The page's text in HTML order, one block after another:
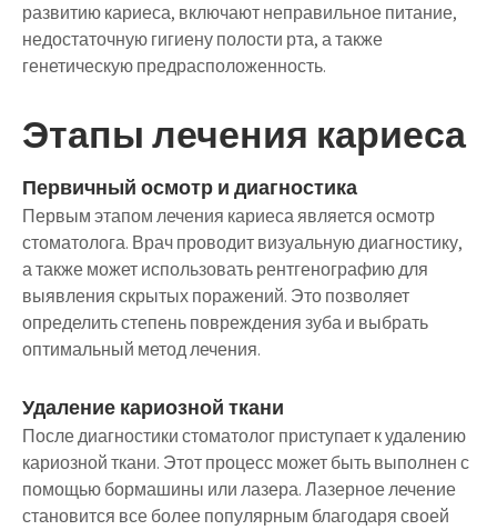
развитию кариеса, включают неправильное питание,
недостаточную гигиену полости рта, а также
генетическую предрасположенность.
Этапы лечения кариеса
Первичный осмотр и диагностика
Первым этапом лечения кариеса является осмотр
стоматолога. Врач проводит визуальную диагностику,
а также может использовать рентгенографию для
выявления скрытых поражений. Это позволяет
определить степень повреждения зуба и выбрать
оптимальный метод лечения.
Удаление кариозной ткани
После диагностики стоматолог приступает к удалению
кариозной ткани. Этот процесс может быть выполнен с
помощью бормашины или лазера. Лазерное лечение
становится все более популярным благодаря своей